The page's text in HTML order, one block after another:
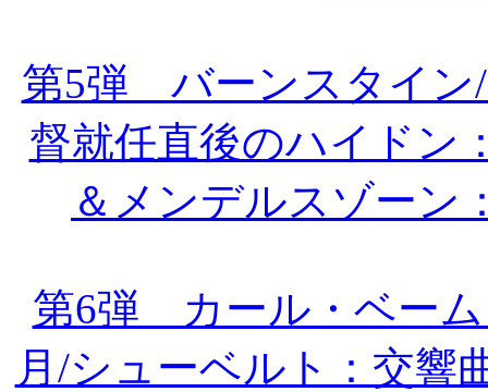
第5弾 バーンスタイン
督就任直後のハイドン
＆メンデルスゾーン
第6弾 カール・ベーム
月/シューベルト：交響